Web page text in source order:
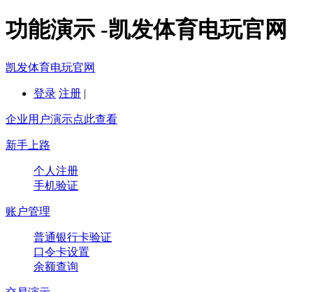
功能演示 -凯发体育电玩官网
凯发体育电玩官网
登录 注册 |
企业用户演示点此查看
新手上路
个人注册
手机验证
账户管理
普通银行卡验证
口令卡设置
余额查询